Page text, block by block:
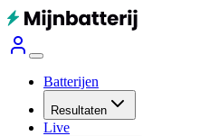
Batterijen
Resultaten
Live